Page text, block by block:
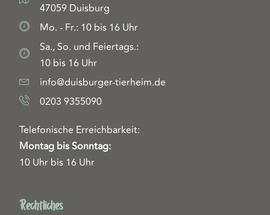
47059 Duisburg
Mo. - Fr.: 10 bis 16 Uhr
Sa., So. und Feiertags.:
10 bis 16 Uhr
info@duisburger-tierheim.de
0203 9355090
Telefonische Erreichbarkeit:
Montag bis Sonntag:
10 Uhr bis 16 Uhr
Rechtliches